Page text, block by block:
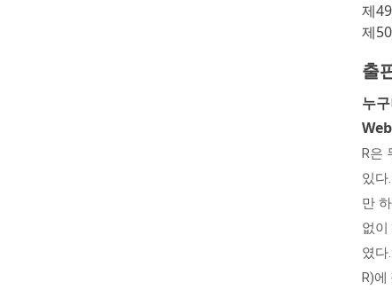
제
제
출
누
R은
있다
만
없이
였다
R)에